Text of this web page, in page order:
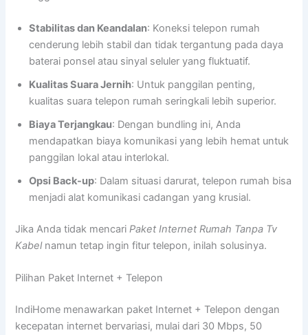
Stabilitas dan Keandalan: Koneksi telepon rumah
cenderung lebih stabil dan tidak tergantung pada daya
baterai ponsel atau sinyal seluler yang fluktuatif.
Kualitas Suara Jernih: Untuk panggilan penting,
kualitas suara telepon rumah seringkali lebih superior.
Biaya Terjangkau: Dengan bundling ini, Anda
mendapatkan biaya komunikasi yang lebih hemat untuk
panggilan lokal atau interlokal.
Opsi Back-up: Dalam situasi darurat, telepon rumah bisa
menjadi alat komunikasi cadangan yang krusial.
Jika Anda tidak mencariPaket Internet Rumah Tanpa Tv
Kabelnamun tetap ingin fitur telepon, inilah solusinya.
Pilihan Paket Internet + Telepon
IndiHome menawarkan paket Internet + Telepon dengan
kecepatan internet bervariasi, mulai dari 30 Mbps, 50